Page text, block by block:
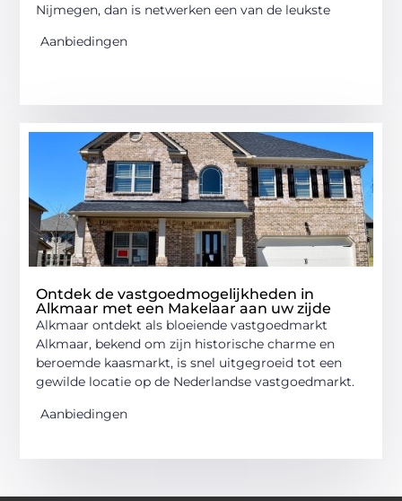
Nijmegen, dan is netwerken een van de leukste
Aanbiedingen
Ontdek de vastgoedmogelijkheden in
Alkmaar met een Makelaar aan uw zijde
Alkmaar ontdekt als bloeiende vastgoedmarkt
Alkmaar, bekend om zijn historische charme en
beroemde kaasmarkt, is snel uitgegroeid tot een
gewilde locatie op de Nederlandse vastgoedmarkt.
Aanbiedingen